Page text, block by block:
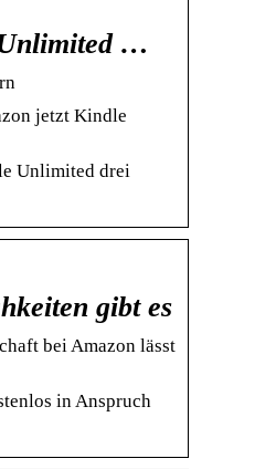
…
jetzt Kindle
Unlimited drei
gibt es
bei Amazon lässt
in Anspruch